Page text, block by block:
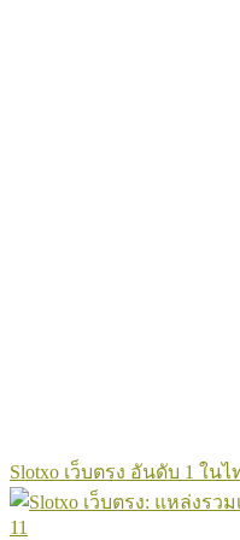
Slotxo เว็บตรง อันดับ 1 ใน
11